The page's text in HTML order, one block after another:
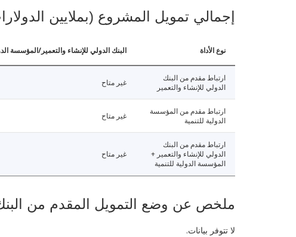
إجمالي تمويل المشروع (بملايين
نوع الأداة البنك الدولي للإنشاء والتعمير/المؤسسة
ارتباط مقدم من البنك
الدولي للإنشاء والتعمير
غير متاح
ارتباط مقدم من المؤسسة
الدولية للتنمية
غير متاح
ارتباط مقدم من البنك
الدولي للإنشاء والتعمير +
المؤسسة الدولية للتنمية
غير متاح
ملخص عن وضع التمويل المقدم من البنك
لا تتوفر بيانات.